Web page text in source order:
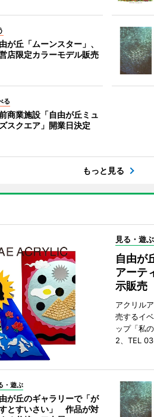
が丘「ムーンスター」、
店限定カラーモデル販売
る
商業施設「自由が丘ミュ
スクエア」開業日決定
もっと見る
見る・遊ぶ
自由が
アーテ
示販売
アクリル
売するイ
ップ「私
2、TEL
・遊ぶ
が丘のギャラリーで「が
とすいさい」 作品が対